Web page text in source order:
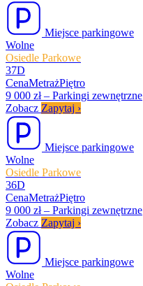
Miejsce parkingowe
Wolne
Osiedle Parkowe
37D
CenaMetrażPiętro
9 000 zł – Parkingi zewnętrzne
Zobacz Zapytaj ›
Miejsce parkingowe
Wolne
Osiedle Parkowe
36D
CenaMetrażPiętro
9 000 zł – Parkingi zewnętrzne
Zobacz Zapytaj ›
Miejsce parkingowe
Wolne